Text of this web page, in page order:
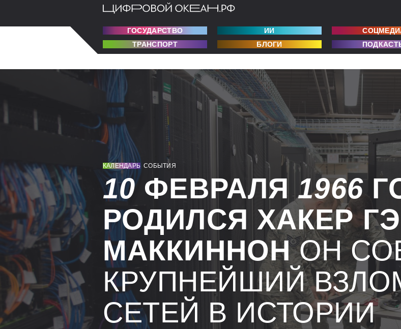
ГОСУДАРСТВО ИИ
ТРАНСПОРТ
БЛОГИ
КАЛЕНДАРЬ СОБЫТИЯ
10ФЕВРАЛЯ1966
РОДИЛСЯ ХАКЕР
МАККИННОНОН
КРУПНЕЙШИЙ
СЕТЕЙ В ИСТОРИИ